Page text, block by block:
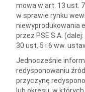
mowa w art. 13 ust.
w sprawie rynku
niewyprodukowania
przez PSE S.A.
30 ust. 5 i 6 ww.
Jednocześnie
redysponowaniu
przyczynę
lub okresu, w